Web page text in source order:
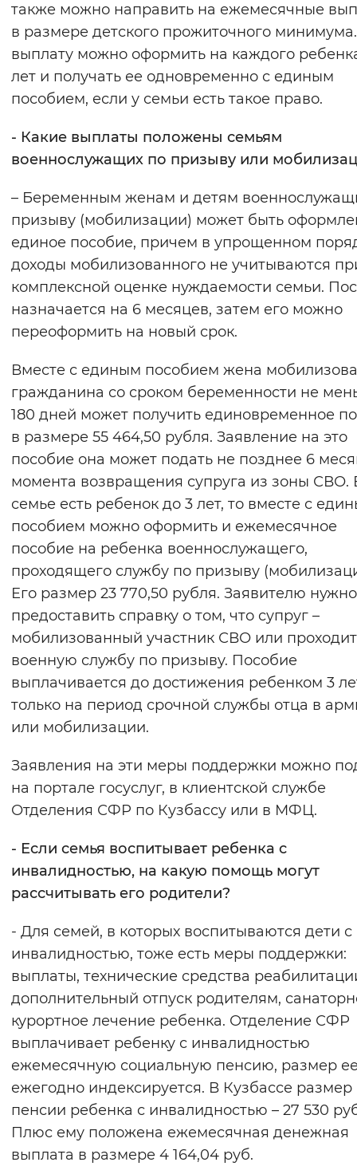
также можно направить на ежемесячные
в размере детского прожиточного
выплату можно оформить на каждого
лет и получать ее одновременно с единым
пособием, если у семьи есть такое право.
- Какие выплаты положены семьям
военнослужащих по призыву или
– Беременным женам и детям
призыву (мобилизации) может быть
единое пособие, причем в упрощенном
доходы мобилизованного не учитываются
комплексной оценке нуждаемости семьи.
назначается на 6 месяцев, затем его можно
переоформить на новый срок.
Вместе с единым пособием жена
гражданина со сроком беременности не
180 дней может получить единовременное
в размере 55 464,50 рубля. Заявление на это
пособие она может подать не позднее 6
момента возвращения супруга из зоны СВО.
семье есть ребенок до 3 лет, то вместе с
пособием можно оформить и ежемесячное
пособие на ребенка военнослужащего,
проходящего службу по призыву
Его размер 23 770,50 рубля. Заявителю нужно
предоставить справку о том, что супруг –
мобилизованный участник СВО или проходит
военную службу по призыву. Пособие
выплачивается до достижения ребенком 3
только на период срочной службы отца в
или мобилизации.
Заявления на эти меры поддержки можно
на портале госуслуг, в клиентской службе
Отделения СФР по Кузбассу или в МФЦ.
- Если семья воспитывает ребенка с
инвалидностью, на какую помощь могут
рассчитывать его родители?
- Для семей, в которых воспитываются дети с
инвалидностью, тоже есть меры поддержки:
выплаты, технические средства
дополнительный отпуск родителям,
курортное лечение ребенка. Отделение СФР
выплачивает ребенку с инвалидностью
ежемесячную социальную пенсию, размер
ежегодно индексируется. В Кузбассе размер
пенсии ребенка с инвалидностью – 27 530
Плюс ему положена ежемесячная денежная
выплата в размере 4 164,04 руб.